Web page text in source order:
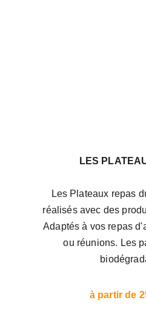
LES
Les Plateaux repas
réalisés avec des
Adaptés à vos repas
ou réunions. Les
à partir de